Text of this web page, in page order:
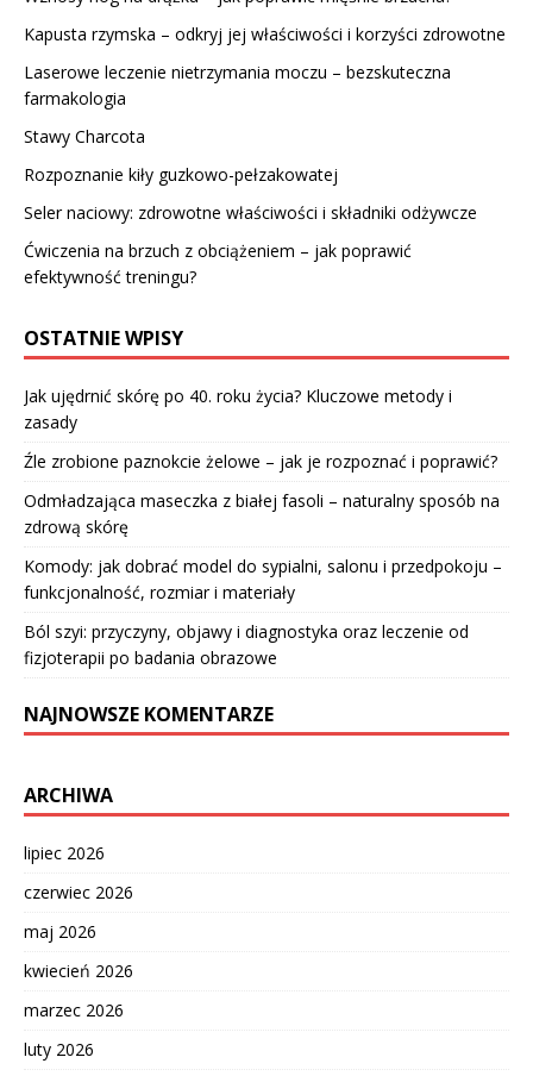
Kapusta rzymska – odkryj jej właściwości i korzyści zdrowotne
Laserowe leczenie nietrzymania moczu – bezskuteczna
farmakologia
Stawy Charcota
Rozpoznanie kiły guzkowo-pełzakowatej
Seler naciowy: zdrowotne właściwości i składniki odżywcze
Ćwiczenia na brzuch z obciążeniem – jak poprawić
efektywność treningu?
OSTATNIE WPISY
Jak ujędrnić skórę po 40. roku życia? Kluczowe metody i
zasady
Źle zrobione paznokcie żelowe – jak je rozpoznać i poprawić?
Odmładzająca maseczka z białej fasoli – naturalny sposób na
zdrową skórę
Komody: jak dobrać model do sypialni, salonu i przedpokoju –
funkcjonalność, rozmiar i materiały
Ból szyi: przyczyny, objawy i diagnostyka oraz leczenie od
fizjoterapii po badania obrazowe
NAJNOWSZE KOMENTARZE
ARCHIWA
lipiec 2026
czerwiec 2026
maj 2026
kwiecień 2026
marzec 2026
luty 2026